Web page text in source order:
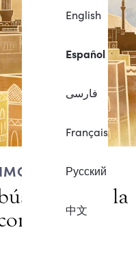
English
Español
فارسی
Français
Русский
中文
PRESOS
de la